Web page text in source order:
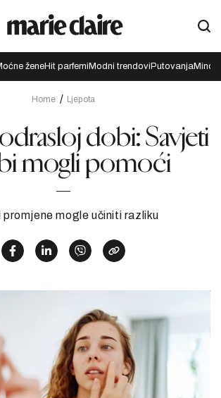
ženeHit parfemi Modni trendovi Putovanja
Home Ljepota
dobi: Savjeti
mogli pomoći
promjene mogle učiniti razliku